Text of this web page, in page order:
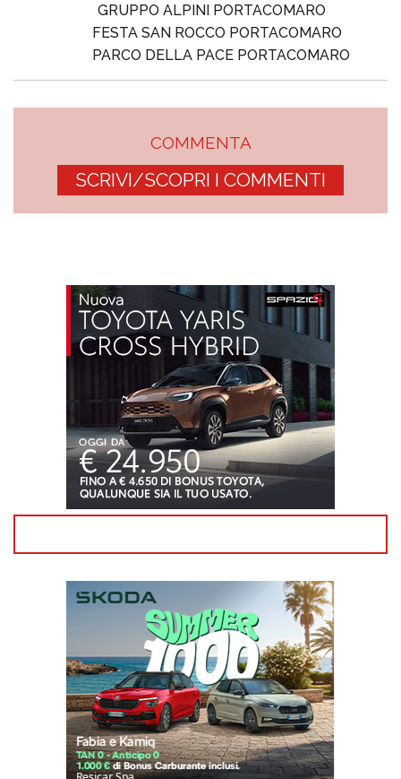
GRUPPO ALPINI PORTACOMARO
FESTA SAN ROCCO PORTACOMARO
PARCO DELLA PACE PORTACOMARO
COMMENTA
SCRIVI/SCOPRI I COMMENTI